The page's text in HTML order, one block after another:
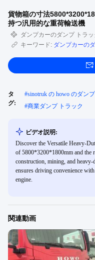
貨物箱の寸法
持つ汎用的な重荷輸送機
ダンプカーのダンプ トラッ
キーワード: ダンプカーの
タ
グ:
#sinotruk の howo のダン
#商業ダンプ トラック
ビデオ説明:
Discover the Versatile Heavy-
of 5800*3200*1800mm and the
construction, mining, and
ensures driving convenience
engine.
関連動画